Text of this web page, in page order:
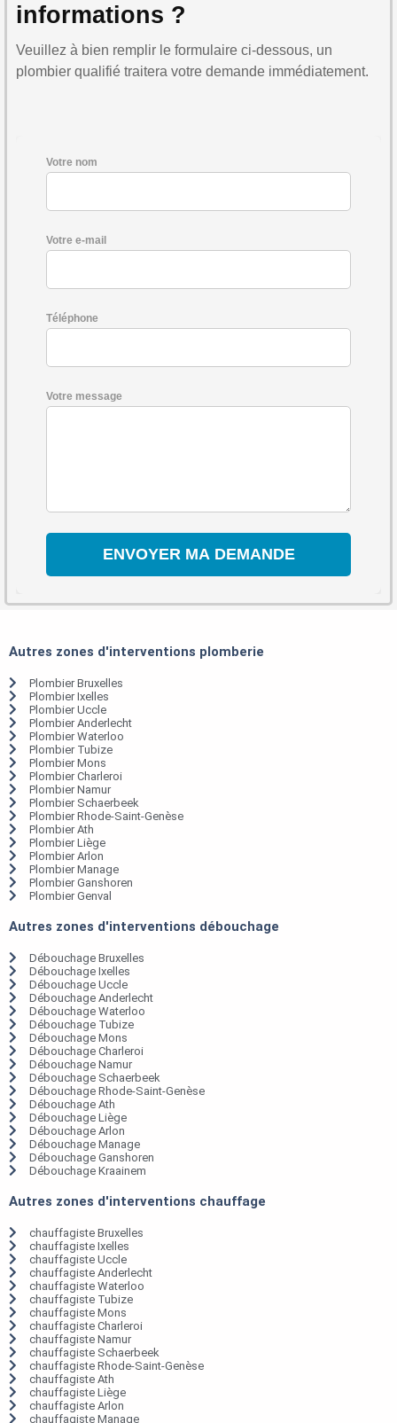
informations ?
Veuillez à bien remplir le formulaire ci-dessous, un
plombier qualifié traitera votre demande immédiatement.
Votre nom
Votre e-mail
Téléphone
Votre message
Autres zones d'interventions plomberie
Plombier Bruxelles
Plombier Ixelles
Plombier Uccle
Plombier Anderlecht
Plombier Waterloo
Plombier Tubize
Plombier Mons
Plombier Charleroi
Plombier Namur
Plombier Schaerbeek
Plombier Rhode-Saint-Genèse
Plombier Ath
Plombier Liège
Plombier Arlon
Plombier Manage
Plombier Ganshoren
Plombier Genval
Autres zones d'interventions débouchage
Débouchage Bruxelles
Débouchage Ixelles
Débouchage Uccle
Débouchage Anderlecht
Débouchage Waterloo
Débouchage Tubize
Débouchage Mons
Débouchage Charleroi
Débouchage Namur
Débouchage Schaerbeek
Débouchage Rhode-Saint-Genèse
Débouchage Ath
Débouchage Liège
Débouchage Arlon
Débouchage Manage
Débouchage Ganshoren
Débouchage Kraainem
Autres zones d'interventions chauffage
chauffagiste Bruxelles
chauffagiste Ixelles
chauffagiste Uccle
chauffagiste Anderlecht
chauffagiste Waterloo
chauffagiste Tubize
chauffagiste Mons
chauffagiste Charleroi
chauffagiste Namur
chauffagiste Schaerbeek
chauffagiste Rhode-Saint-Genèse
chauffagiste Ath
chauffagiste Liège
chauffagiste Arlon
chauffagiste Manage